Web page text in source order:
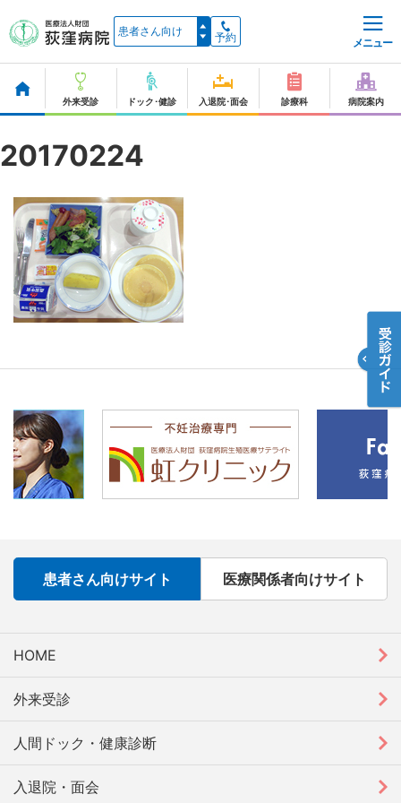
予約 メニュー
外来受診 ドック･健診 入退院･面会 診療科 病院案内
20170224
患者さん向けサイト 医療関係者向けサイト
HOME
外来受診
人間ドック・健康診断
入退院・面会